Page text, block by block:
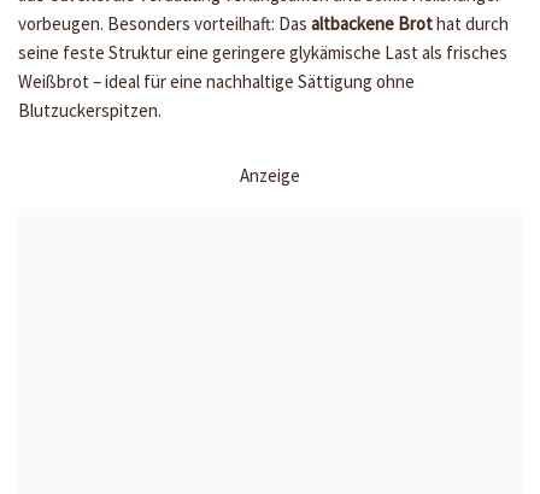
vorbeugen. Besonders vorteilhaft: Das altbackene Brothat durch
seine feste Struktur eine geringere glykämische Last als frisches
Weißbrot – ideal für eine nachhaltige Sättigung ohne
Blutzuckerspitzen.
Anzeige